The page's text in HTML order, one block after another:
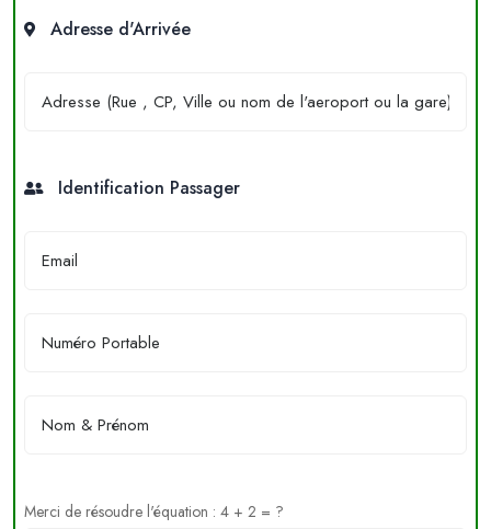
Adresse d'Arrivée
Identification Passager
Merci de résoudre l'équation : 4 + 2 = ?